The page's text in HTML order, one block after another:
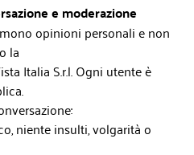
e moderazione
opinioni personali e non
la
Italia S.r.l. Ogni utente è
niente insulti, volgarità o